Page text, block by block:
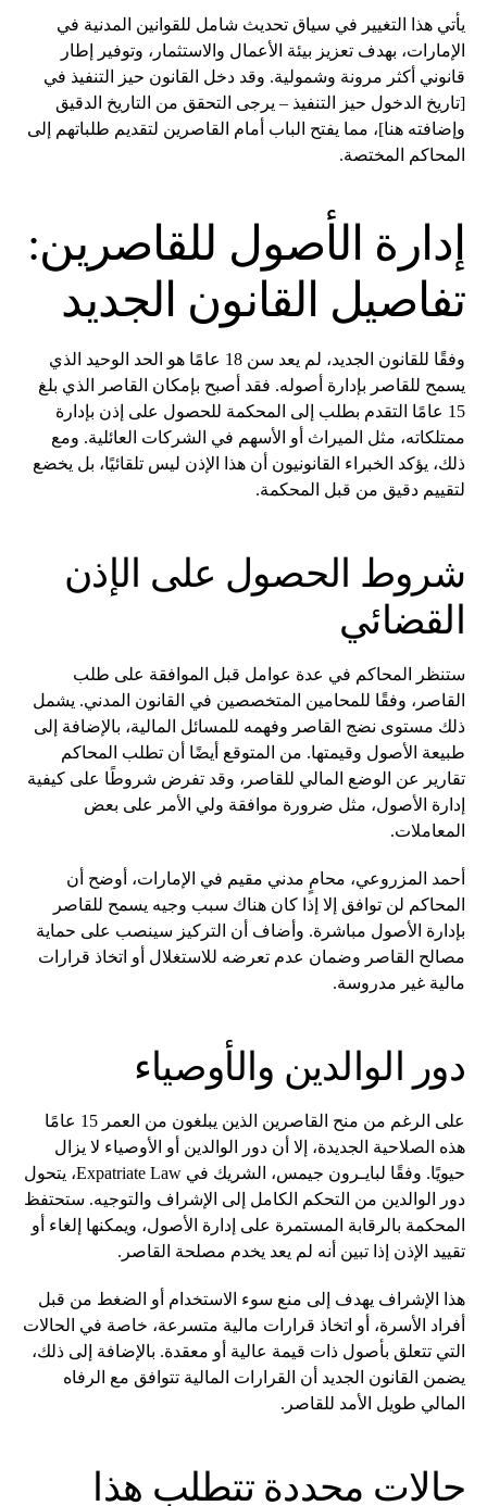
يأتي هذا التغيير في سياق تحديث شامل للقوانين المدنية في
الإمارات، بهدف تعزيز بيئة الأعمال والاستثمار، وتوفير إطار
قانوني أكثر مرونة وشمولية. وقد دخل القانون حيز التنفيذ في
[تاريخ الدخول حيز التنفيذ – يرجى التحقق من التاريخ الدقيق
وإضافته هنا]، مما يفتح الباب أمام القاصرين لتقديم طلباتهم إلى
المحاكم المختصة.
إدارة الأصول للقاصرين:
تفاصيل القانون الجديد
وفقًا للقانون الجديد، لم يعد سن 18 عامًا هو الحد الوحيد الذي
يسمح للقاصر بإدارة أصوله. فقد أصبح بإمكان القاصر الذي بلغ
15 عامًا التقدم بطلب إلى المحكمة للحصول على إذن بإدارة
ممتلكاته، مثل الميراث أو الأسهم في الشركات العائلية. ومع
ذلك، يؤكد الخبراء القانونيون أن هذا الإذن ليس تلقائيًا، بل يخضع
لتقييم دقيق من قبل المحكمة.
شروط الحصول على الإذن
القضائي
ستنظر المحاكم في عدة عوامل قبل الموافقة على طلب
القاصر، وفقًا للمحامين المتخصصين في القانون المدني. يشمل
ذلك مستوى نضج القاصر وفهمه للمسائل المالية، بالإضافة إلى
طبيعة الأصول وقيمتها. من المتوقع أيضًا أن تطلب المحاكم
تقارير عن الوضع المالي للقاصر، وقد تفرض شروطًا على كيفية
إدارة الأصول، مثل ضرورة موافقة ولي الأمر على بعض
المعاملات.
أحمد المزروعي، محامٍ مدني مقيم في الإمارات، أوضح أن
المحاكم لن توافق إلا إذا كان هناك سبب وجيه يسمح للقاصر
بإدارة الأصول مباشرة. وأضاف أن التركيز سينصب على حماية
مصالح القاصر وضمان عدم تعرضه للاستغلال أو اتخاذ قرارات
مالية غير مدروسة.
دور الوالدين والأوصياء
على الرغم من منح القاصرين الذين يبلغون من العمر 15 عامًا
هذه الصلاحية الجديدة، إلا أن دور الوالدين أو الأوصياء لا يزال
حيويًا. وفقًا لبايـرون جيمس، الشريك في Expatriate Law، يتحول
دور الوالدين من التحكم الكامل إلى الإشراف والتوجيه. ستحتفظ
المحكمة بالرقابة المستمرة على إدارة الأصول، ويمكنها إلغاء أو
تقييد الإذن إذا تبين أنه لم يعد يخدم مصلحة القاصر.
هذا الإشراف يهدف إلى منع سوء الاستخدام أو الضغط من قبل
أفراد الأسرة، أو اتخاذ قرارات مالية متسرعة، خاصة في الحالات
التي تتعلق بأصول ذات قيمة عالية أو معقدة. بالإضافة إلى ذلك،
يضمن القانون الجديد أن القرارات المالية تتوافق مع الرفاه
المالي طويل الأمد للقاصر.
حالات محددة تتطلب هذا